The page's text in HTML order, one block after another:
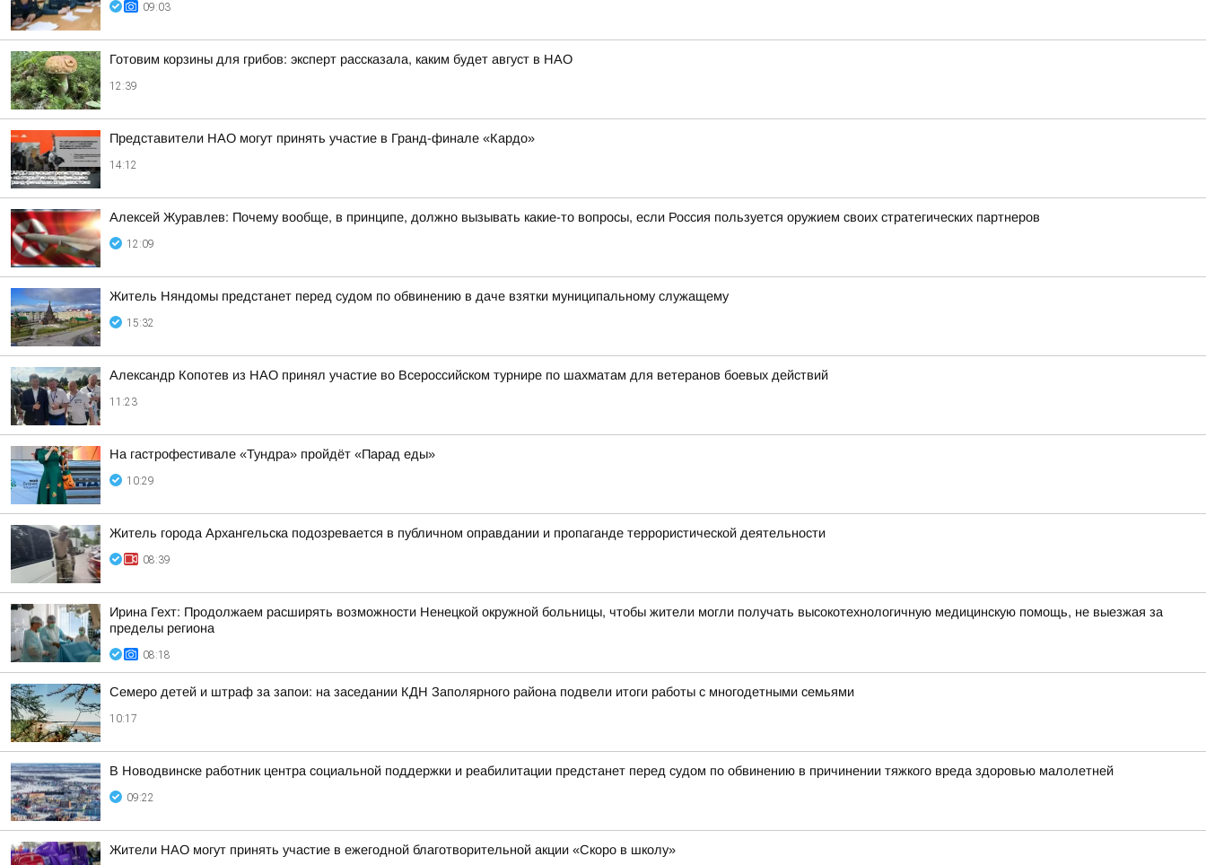
09:03
Готовим корзины для грибов: эксперт рассказала, каким будет август в НАО
12:39
Представители НАО могут принять участие в Гранд-финале «Кардо»
14:12
Алексей Журавлев: Почему вообще, в принципе, должно вызывать какие-то вопросы, если Россия пользуется оружием своих стратегических партнеров
12:09
Житель Няндомы предстанет перед судом по обвинению в даче взятки муниципальному служащему
15:32
Александр Копотев из НАО принял участие во Всероссийском турнире по шахматам для ветеранов боевых действий
11:23
На гастрофестивале «Тундра» пройдёт «Парад еды»
10:29
Житель города Архангельска подозревается в публичном оправдании и пропаганде террористической деятельности
08:39
Ирина Гехт: Продолжаем расширять возможности Ненецкой окружной больницы, чтобы жители могли получать высокотехнологичную медицинскую помощь, не выезжая за
пределы региона
08:18
Семеро детей и штраф за запои: на заседании КДН Заполярного района подвели итоги работы с многодетными семьями
10:17
В Новодвинске работник центра социальной поддержки и реабилитации предстанет перед судом по обвинению в причинении тяжкого вреда здоровью малолетней
09:22
Жители НАО могут принять участие в ежегодной благотворительной акции «Скоро в школу»